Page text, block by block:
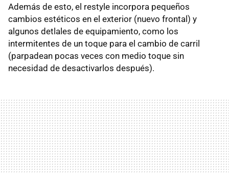
Además de esto, el restyle incorpora pequeños
cambios estéticos en el exterior (nuevo frontal) y
algunos detlales de equipamiento, como los
intermitentes de un toque para el cambio de carril
(parpadean pocas veces con medio toque sin
necesidad de desactivarlos después).